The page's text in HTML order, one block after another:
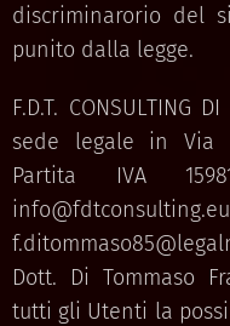
discriminarorio del
punito dalla legge.
F.D.T. CONSULTING
sede legale in Via
Partita IVA
Dott. Di Tommaso
tutti gli Utenti la